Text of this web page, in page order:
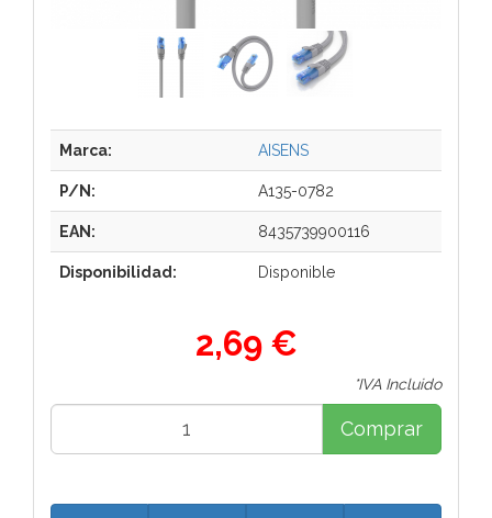
Marca: AISENS
P/N: A135-0782
EAN: 8435739900116
Disponibilidad: Disponible
2,69 €
*IVA Incluido
Comprar